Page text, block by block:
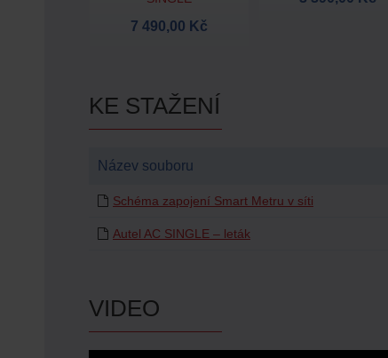
7 490,00 Kč
KE STAŽENÍ
Název souboru
Schéma zapojení Smart Metru v síti
Autel AC SINGLE – leták
VIDEO